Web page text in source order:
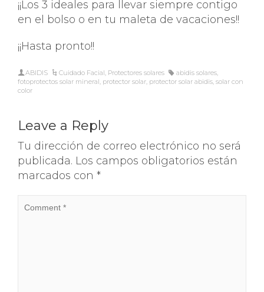
¡¡Los 3 ideales para llevar siempre contigo
en el bolso o en tu maleta de vacaciones!!
¡¡Hasta pronto!!
ABIDIS Cuidado Facial, Protectores solares abidis solares,
fotoprotectos solar mineral, protector solar, protector solar abidis, solar con
color
Leave a Reply
Tu dirección de correo electrónico no será
publicada. Los campos obligatorios están
marcados con *